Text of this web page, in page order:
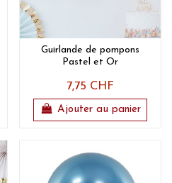
Guirlande de pompons
Pastel et Or
7,75 CHF
Ajouter au panier